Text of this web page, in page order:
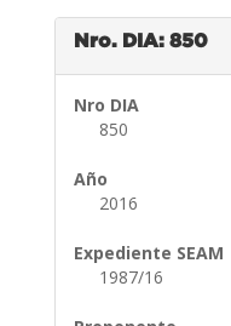
Nro. DIA: 850
Nro DIA
850
Año
2016
Expediente SEAM
1987/16